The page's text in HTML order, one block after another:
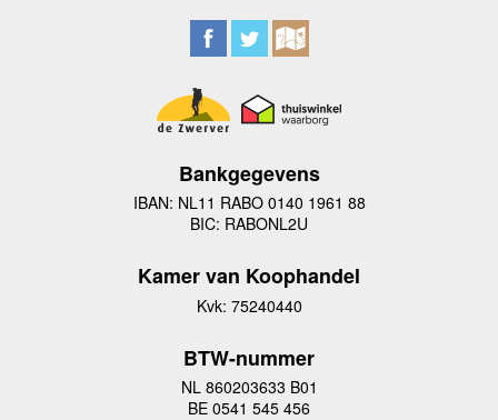
Bankgegevens
IBAN: NL11 RABO 0140 1961 88
BIC: RABONL2U
Kamer van Koophandel
Kvk: 75240440
BTW-nummer
NL 860203633 B01
BE 0541 545 456